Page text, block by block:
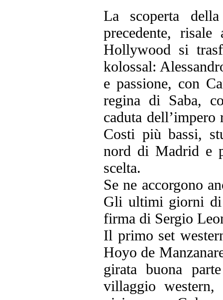
La scoperta
precedente,
Hollywood si
kolossal:
e passione, con
regina di Saba,
caduta
Costi più bassi,
nord di Madrid e
scelta.
Se ne accorgono
Gli ultimi giorni di
firma di Sergio
Il primo set
Hoyo de
girata buona
villaggio western,